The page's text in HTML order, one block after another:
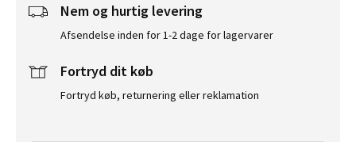
Nem og hurtig levering
Afsendelse inden for 1-2 dage for lagervarer
Fortryd dit køb
Fortryd køb, returnering eller reklamation